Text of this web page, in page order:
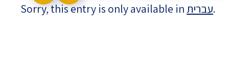
Sorry, this entry is only available inעברית.